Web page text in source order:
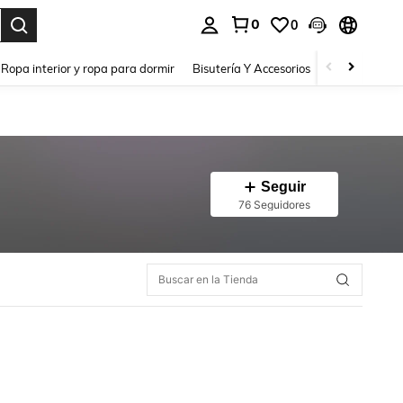
0 0
Ropa interior y ropa para dormir Bisutería Y Accesorios Zapatos
Seguir
76 Seguidores